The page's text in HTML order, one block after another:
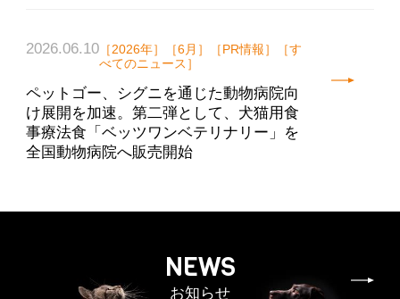
2026.06.10［2026年］［6月］［PR情報］［す
べてのニュース］
ペットゴー、シグニを通じた動物病院向
け展開を加速。第二弾として、犬猫用食
事療法食「ベッツワンベテリナリー」を
全国動物病院へ販売開始
NEWS
お知らせ